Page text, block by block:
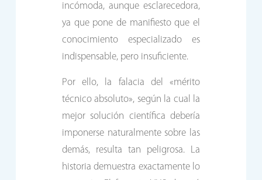
incómoda, aunque esclarecedora,
ya que pone de manifiesto que el
conocimiento especializado es
indispensable, pero insuficiente.
Por ello, la falacia del «mérito
técnico absoluto», según la cual la
mejor solución científica debería
imponerse naturalmente sobre las
demás, resulta tan peligrosa. La
historia demuestra exactamente lo